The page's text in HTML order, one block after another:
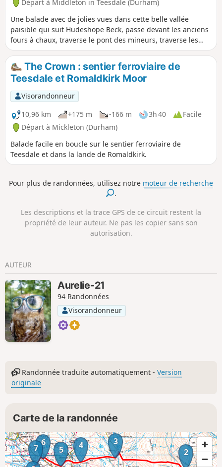
Départ à Middleton in Teesdale (Durham)
Une balade avec de jolies vues dans cette belle vallée
paisible qui suit Hudeshope Beck, passe devant les anciens
fours à chaux, traverse le pont des mineurs, traverse les
bois et les champs jusqu'à la mine de Coldberry, puis
redescend le ruisseau de l'autre côté.
The Crown : sentier ferroviaire de
Teesdale et Romaldkirk Moor
Visorandonneur
10,96 km
+175 m -166 m 3h 40
Facile
Départ à Mickleton (Durham)
Balade facile en boucle sur le sentier ferroviaire de
Teesdale et dans la lande de Romaldkirk.
Pour plus de randonnées, utilisez notre moteur de recherche
.
Les descriptions et la trace GPS de ce circuit restent la
propriété de leur auteur. Ne pas les copier sans son
autorisation.
AUTEUR
Aurelie-21
94 Randonnées
Visorandonneur
Randonnée traduite automatiquement -Version
originale
Carte de la randonnée
2
3
4
5
6
7